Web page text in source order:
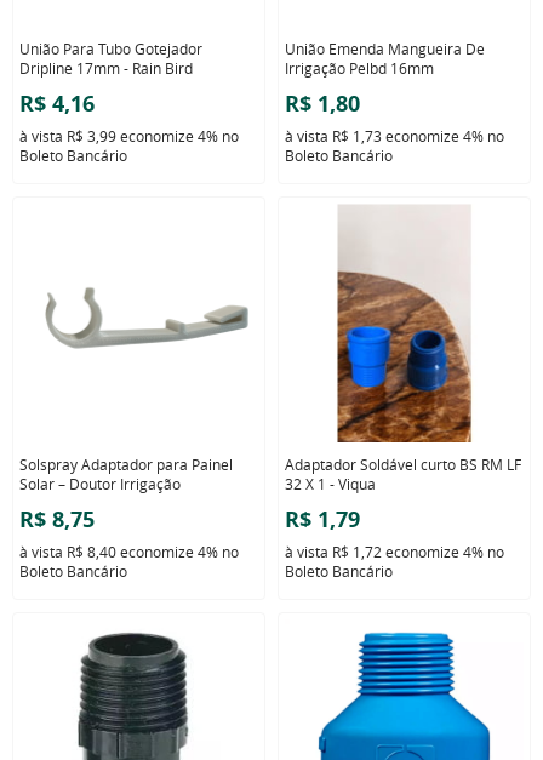
União Para Tubo Gotejador
Dripline 17mm - Rain Bird
R$ 4,16
à vista R$ 3,99economize 4% no
Boleto Bancário
União Emenda Mangueira De
Irrigação Pelbd 16mm
R$ 1,80
à vista R$ 1,73 economize 4% no
Boleto Bancário
Solspray Adaptador para Painel
Solar – Doutor Irrigação
R$ 8,75
à vista R$ 8,40economize 4% no
Boleto Bancário
Adaptador Soldável curto BS RM LF
32 X 1 - Viqua
R$ 1,79
à vista R$ 1,72 economize 4% no
Boleto Bancário